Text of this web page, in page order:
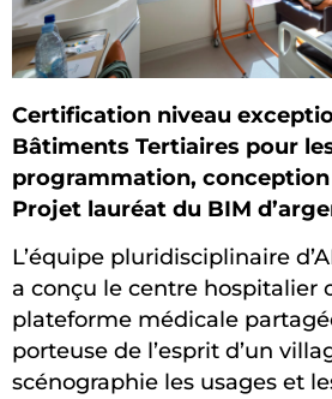
Certification niveau
Bâtiments Tertiaires pour
programmation,
Projet lauréat du BIM
L’équipe pluridisciplinaire
a conçu le centre hospitalier
plateforme médicale
porteuse de l’esprit d’un
scénographie les usages et